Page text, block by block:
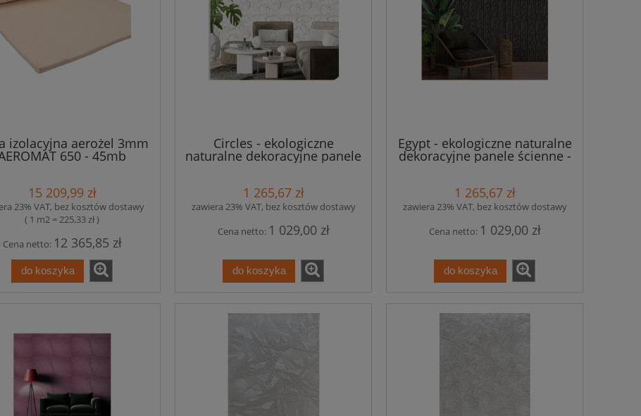
izolacyjna aerożel 3mm
650 - 45mb
15 209,99 zł
23% VAT, bez kosztów dostawy
( 1 m2 = 225,33 zł )
Cena netto: 12 365,85 zł
do koszyka
Circles - ekologiczne
naturalne dekoracyjne panele
ścienne - 8 szt. - 1,84m2
1 265,67 zł
zawiera 23% VAT, bez kosztów dostawy
Cena netto: 1 029,00 zł
do koszyka
Egypt - ekologiczne naturalne
dekoracyjne panele ścienne -
8 szt. - 1,84m2
1 265,67 zł
zawiera 23% VAT, bez kosztów dostawy
Cena netto: 1 029,00 zł
do koszyka